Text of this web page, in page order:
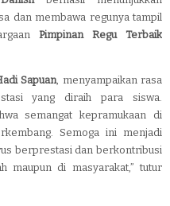
dan membawa regunya tampil
Pimpinan Regu Terbaik
Sapuan, menyampaikan rasa
yang diraih para siswa.
semangat kepramukaan di
Semoga ini menjadi
berprestasi dan berkontribusi
maupun di masyarakat,” tutur